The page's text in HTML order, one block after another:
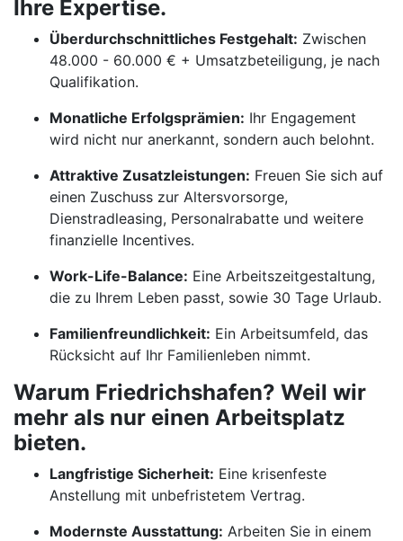
Ihre Expertise.
Überdurchschnittliches Festgehalt: Zwischen
48.000 - 60.000 € + Umsatzbeteiligung, je nach
Qualifikation.
Monatliche Erfolgsprämien: Ihr Engagement
wird nicht nur anerkannt, sondern auch belohnt.
Attraktive Zusatzleistungen: Freuen Sie sich auf
einen Zuschuss zur Altersvorsorge,
Dienstradleasing, Personalrabatte und weitere
finanzielle Incentives.
Work-Life-Balance: Eine Arbeitszeitgestaltung,
die zu Ihrem Leben passt, sowie 30 Tage Urlaub.
Familienfreundlichkeit: Ein Arbeitsumfeld, das
Rücksicht auf Ihr Familienleben nimmt.
Warum Friedrichshafen? Weil wir
mehr als nur einen Arbeitsplatz
bieten.
Langfristige Sicherheit: Eine krisenfeste
Anstellung mit unbefristetem Vertrag.
Modernste Ausstattung: Arbeiten Sie in einem